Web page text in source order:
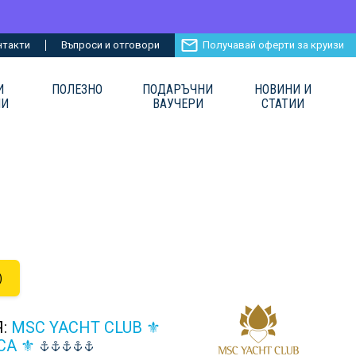
Въпроси и отговори Получавай оферти за круизи
ПОЛЕЗНО
ПОДАРЪЧНИ
ВАУЧЕРИ
НОВИНИ И
СТАТИИ
MSC YACHT CLUB ⚜
⚜